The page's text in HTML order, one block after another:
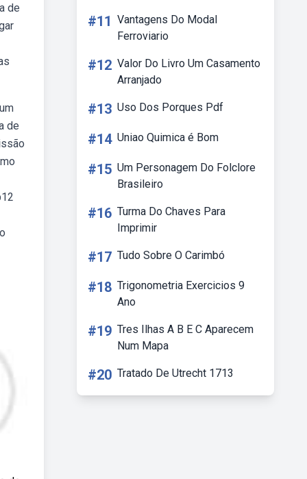
de
de
#11 Vantagens Do Modal
Ferroviario
#12 Valor Do Livro Um Casamento
Arranjado
#13 Uso Dos Porques Pdf
#14 Uniao Quimica é Bom
#15 Um Personagem Do Folclore
Brasileiro
#16 Turma Do Chaves Para
Imprimir
#17 Tudo Sobre O Carimbó
#18 Trigonometria Exercicios 9
Ano
#19 Tres Ilhas A B E C Aparecem
Num Mapa
#20 Tratado De Utrecht 1713